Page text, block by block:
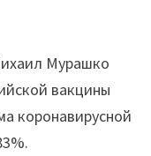
Мурашко
вакцины
коронавирусной